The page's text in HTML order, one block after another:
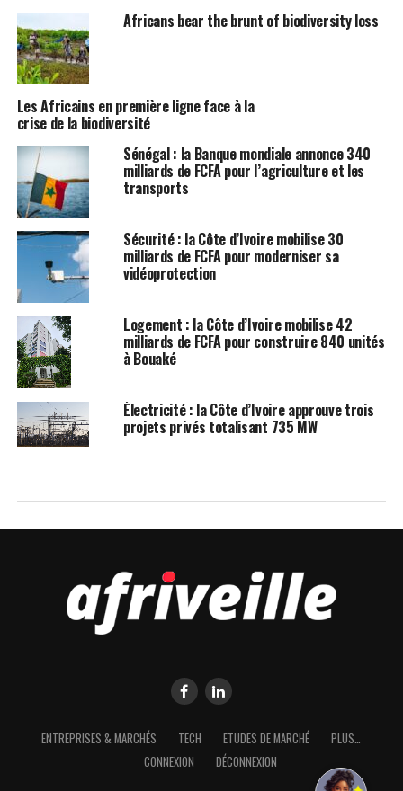
Africans bear the brunt of biodiversity loss
Les Africains en première ligne face à la
crise de la biodiversité
Sénégal : la Banque mondiale annonce 340
milliards de FCFA pour l’agriculture et les
transports
Sécurité : la Côte d’Ivoire mobilise 30
milliards de FCFA pour moderniser sa
vidéoprotection
Logement : la Côte d’Ivoire mobilise 42
milliards de FCFA pour construire 840 unités
à Bouaké
Électricité : la Côte d’Ivoire approuve trois
projets privés totalisant 735 MW
Port autonome de San Pedro : Dally
Pascal-José nommé directeur
général par intérim pour assurer la
le 01/07/2026